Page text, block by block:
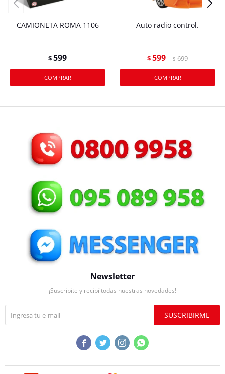
CAMIONETA ROMA 1106
$599
Auto radio control.
$599 $ 699
Newsletter
¡Suscribite y recibí todas nuestras novedades!
SUSCRIBIRME
   